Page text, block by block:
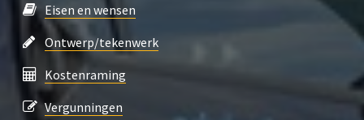
Eisen en wensen
Ontwerp/tekenwerk
Kostenraming
Vergunningen